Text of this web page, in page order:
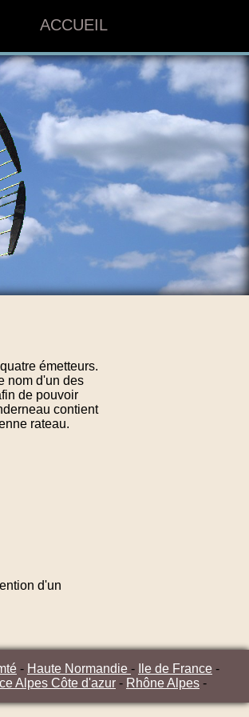
ACCUEIL
émetteurs.
nom d'un des
de pouvoir
contient
rateau.
d'un
- Haute Normandie - Ile de France -
Alpes Côte d'azur - Rhône Alpes -